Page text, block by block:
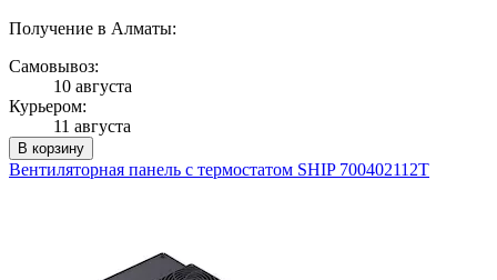
Получение в Алматы:
Самовывоз:
10 августа
Курьером:
11 августа
В корзину
Вентиляторная панель с термостатом SHIP 700402112Т